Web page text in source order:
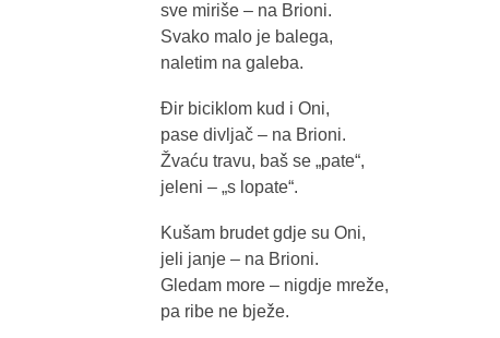
sve miriše – na Brioni.
Svako malo je balega,
naletim na galeba.
Đir biciklom kud i Oni,
pase divljač – na Brioni.
Žvaću travu, baš se „pate“,
jeleni – „s lopate“.
Kušam brudet gdje su Oni,
jeli janje – na Brioni.
Gledam more – nigdje mreže,
pa ribe ne bježe.